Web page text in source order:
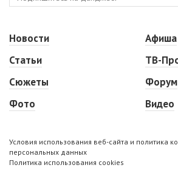
Новости
Статьи
Сюжеты
Фото
Афиша
ТВ-
Форум
Видео
Условия использования веб-сайта и политика
персональных данных
Политика использования cookies